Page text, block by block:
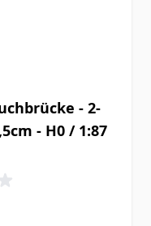
- 2-
- H0 / 1:87